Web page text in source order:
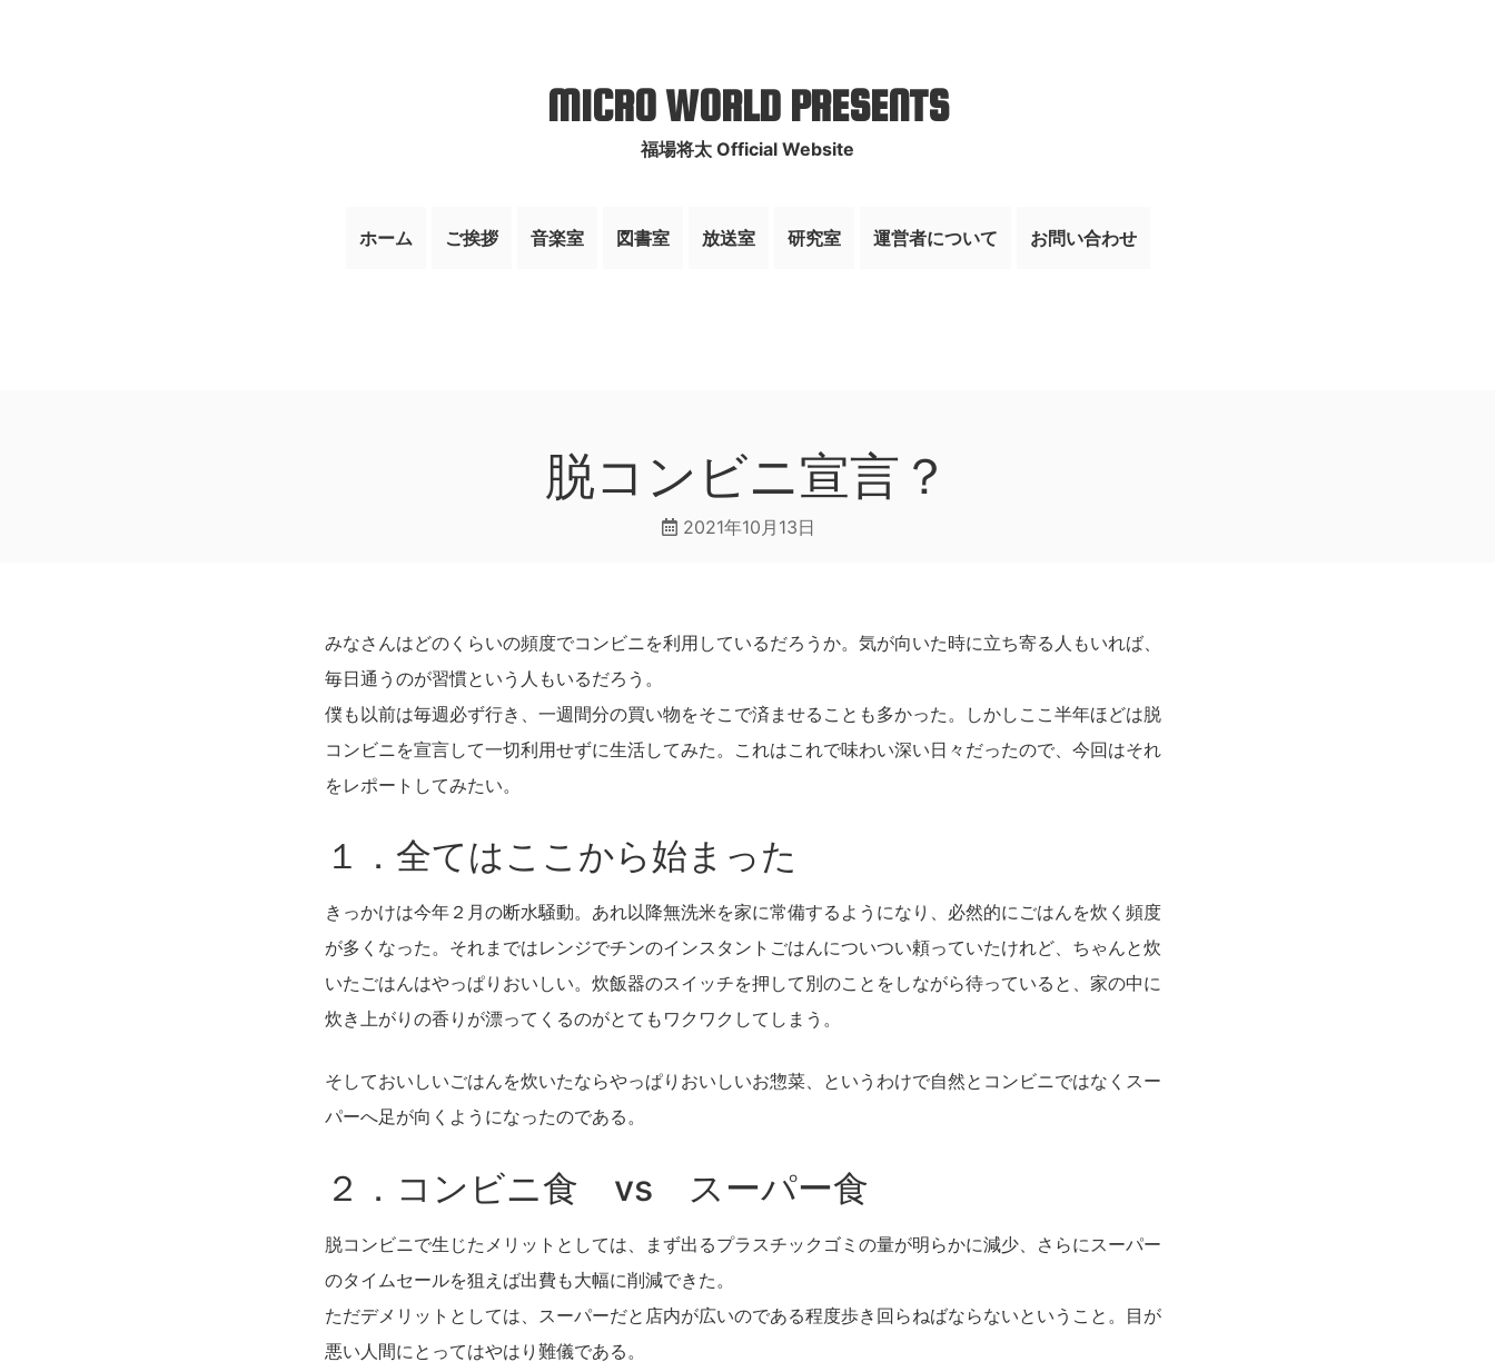
MICRO WORLD PRESENTS
福場将太 Official Website
ホーム ご挨拶 音楽室 図書室 放送室 研究室 運営者について お問い合わせ
脱コンビニ宣言？
2021年10月13日
みなさんはどのくらいの頻度でコンビニを利用しているだろうか。気が向いた時に立ち寄る人もいれば、
毎日通うのが習慣という人もいるだろう。
僕も以前は毎週必ず行き、一週間分の買い物をそこで済ませることも多かった。しかしここ半年ほどは脱
コンビニを宣言して一切利用せずに生活してみた。これはこれで味わい深い日々だったので、今回はそれ
をレポートしてみたい。
１．全てはここから始まった
きっかけは今年２月の断水騒動。あれ以降無洗米を家に常備するようになり、必然的にごはんを炊く頻度
が多くなった。それまではレンジでチンのインスタントごはんについつい頼っていたけれど、ちゃんと炊
いたごはんはやっぱりおいしい。炊飯器のスイッチを押して別のことをしながら待っていると、家の中に
炊き上がりの香りが漂ってくるのがとてもワクワクしてしまう。
そしておいしいごはんを炊いたならやっぱりおいしいお惣菜、というわけで自然とコンビニではなくスー
パーへ足が向くようになったのである。
２．コンビニ食 vs スーパー食
脱コンビニで生じたメリットとしては、まず出るプラスチックゴミの量が明らかに減少、さらにスーパー
のタイムセールを狙えば出費も大幅に削減できた。
ただデメリットとしては、スーパーだと店内が広いのである程度歩き回らねばならないということ。目が
悪い人間にとってはやはり難儀である。